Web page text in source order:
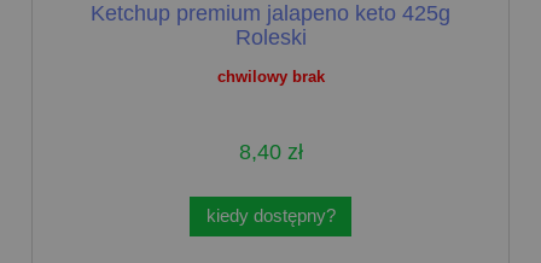
chwilowy brak
Ketchup premium jalapeno keto 425g
Roleski
8,40 zł
kiedy dostępny?